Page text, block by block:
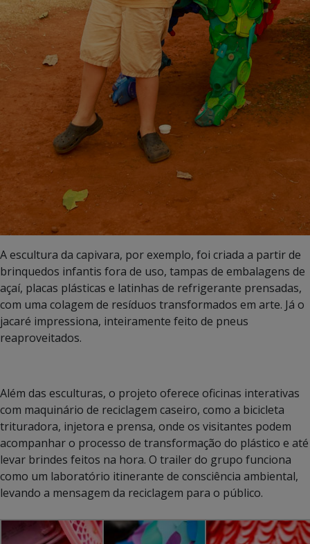
A escultura da capivara, por exemplo, foi criada a partir de
brinquedos infantis fora de uso, tampas de embalagens de
açaí, placas plásticas e latinhas de refrigerante prensadas,
com uma colagem de resíduos transformados em arte. Já o
jacaré impressiona, inteiramente feito de pneus
reaproveitados.
Além das esculturas, o projeto oferece oficinas interativas
com maquinário de reciclagem caseiro, como a bicicleta
trituradora, injetora e prensa, onde os visitantes podem
acompanhar o processo de transformação do plástico e até
levar brindes feitos na hora. O trailer do grupo funciona
como um laboratório itinerante de consciência ambiental,
levando a mensagem da reciclagem para o público.